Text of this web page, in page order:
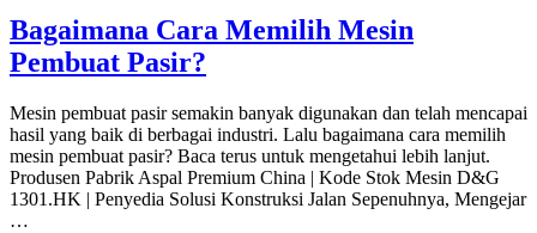
Bagaimana Cara Memilih Mesin
Pembuat Pasir?
Mesin pembuat pasir semakin banyak digunakan dan telah mencapai
hasil yang baik di berbagai industri. Lalu bagaimana cara memilih
mesin pembuat pasir? Baca terus untuk mengetahui lebih lanjut.
Produsen Pabrik Aspal Premium China | Kode Stok Mesin D&G
1301.HK | Penyedia Solusi Konstruksi Jalan Sepenuhnya, Mengejar
…